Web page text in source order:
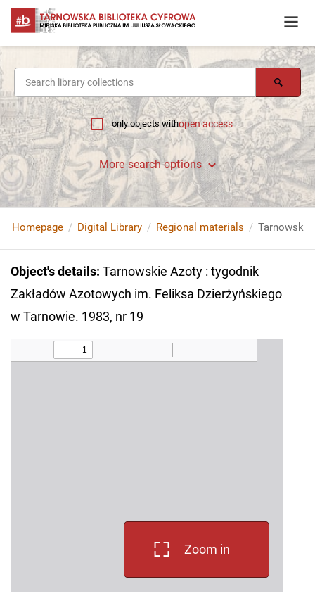
only objects withopen access
More search options
Homepage Digital Library Regional materials
Object's details: Tarnowskie Azoty : tygodnik
Zakładów Azotowych im. Feliksa Dzierżyńskiego
w Tarnowie. 1983, nr 19
Zoom in